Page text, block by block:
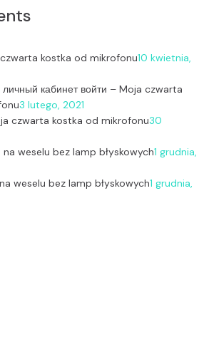
kostka od mikrofonu10 kwietnia,
кабинет войти – Moja czwarta
3 lutego, 2021
czwarta kostka od mikrofonu30
na weselu bez lamp błyskowych1 grudnia,
weselu bez lamp błyskowych1 grudnia,